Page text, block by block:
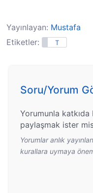
Yayınlayan: Mustafa
Etiketler:
T
Soru/Yorum
Yorumunla
paylaşmak ister
Yorumlar anlık
kurallara uymaya